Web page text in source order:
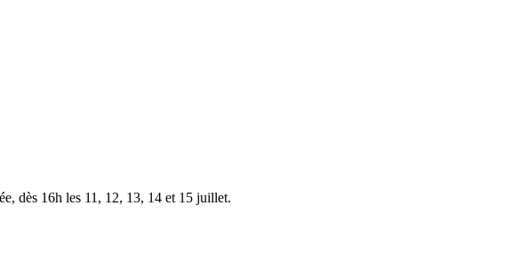
dès 16h les 11, 12, 13, 14 et 15 juillet.